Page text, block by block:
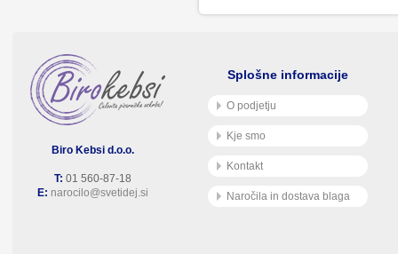
Biro Kebsi d.o.o.
T: 01 560-87-18
E: narocilo@svetidej.si
Splošne informacije
O podjetju
Kje smo
Kontakt
Naročila in dostava blaga